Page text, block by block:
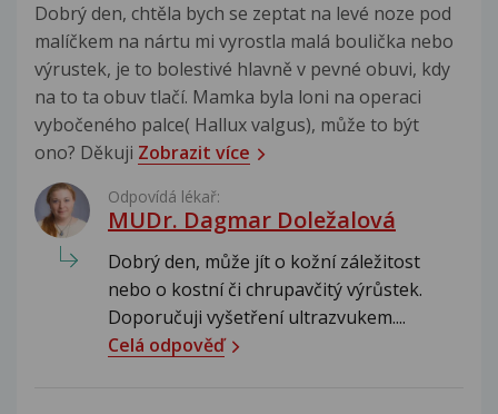
Dobrý den, chtěla bych se zeptat na levé noze pod
malíčkem na nártu mi vyrostla malá boulička nebo
výrustek, je to bolestivé hlavně v pevné obuvi, kdy
na to ta obuv tlačí. Mamka byla loni na operaci
vybočeného palce( Hallux valgus), může to být
ono? Děkuji Zobrazit více
Odpovídá lékař:
MUDr. Dagmar Doležalová
Dobrý den, může jít o kožní záležitost
nebo o kostní či chrupavčitý výrůstek.
Doporučuji vyšetření ultrazvukem....
Celá odpověď